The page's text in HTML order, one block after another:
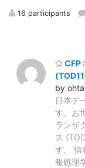
16 participants
CFP
by
日本デ
す。お
ランザ
ス
す。 情
報処理